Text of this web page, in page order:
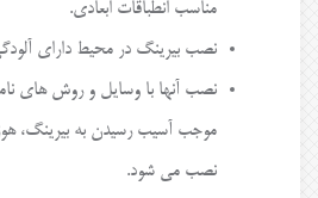
مناسب انطباقات ابعادی.
نصب بیرینگ در محیط دارای
نصب آنها با وسایل و روش های
موجب آسیب رسیدن به بیرینگ،
نصب می شود.